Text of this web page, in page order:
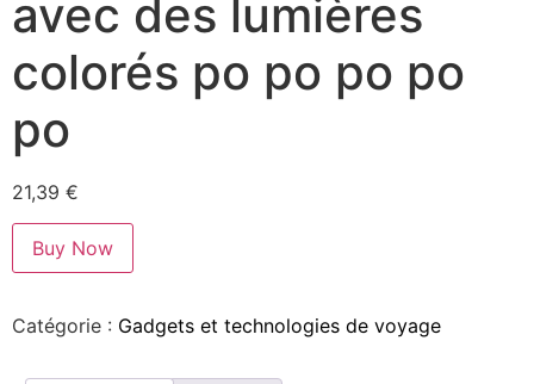
avec des lumières
colorés po po po po
po
21,39 €
Buy Now
Catégorie : Gadgets et technologies de voyage